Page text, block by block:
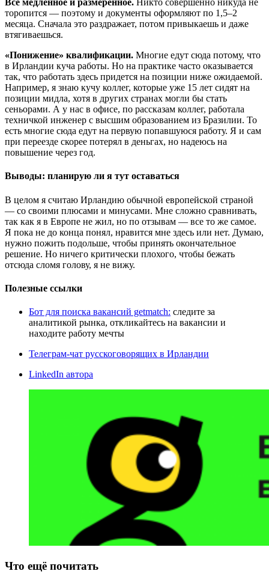
Все медленное и размеренное. Никто совершенно никуда не
торопится — поэтому и документы оформляют по 1,5–2
месяца. Сначала это раздражает, потом привыкаешь и даже
втягиваешься.
«Понижение» квалификации. Многие едут сюда потому, что
в Ирландии куча работы. Но на практике часто оказывается
так, что работать здесь придется на позиции ниже ожидаемой.
Например, я знаю кучу коллег, которые уже 15 лет сидят на
позиции мидла, хотя в других странах могли бы стать
сеньорами. А у нас в офисе, по рассказам коллег, работала
техничкой инженер с высшим образованием из Бразилии. То
есть многие сюда едут на первую попавшуюся работу. Я и сам
при переезде скорее потерял в деньгах, но надеюсь на
повышение через год.
Выводы: планирую ли я тут оставаться
В целом я считаю Ирландию обычной европейской страной
— со своими плюсами и минусами. Мне сложно сравнивать,
так как я в Европе не жил, но по отзывам — все то же самое.
Я пока не до конца понял, нравится мне здесь или нет. Думаю,
нужно пожить подольше, чтобы принять окончательное
решение. Но ничего критически плохого, чтобы бежать
отсюда сломя голову, я не вижу.
Полезные ссылки
Бот для поиска вакансий getmatch: следите за
аналитикой рынка, откликайтесь на вакансии и
находите работу мечты
Телеграм-чат русскоговорящих в Ирландии
LinkedIn автора
Что ещё почитать